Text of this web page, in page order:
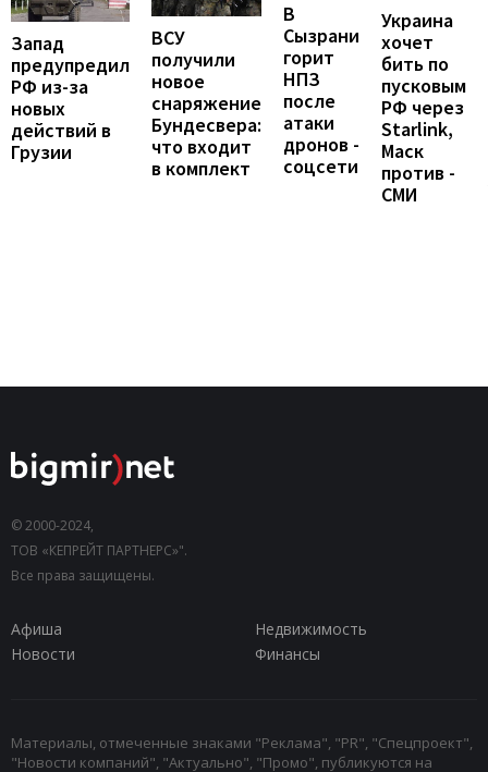
Запад
предупредил
РФ из-за
новых
действий в
Грузии
ВСУ
получили
новое
снаряжение
Бундесвера:
что входит
в комплект
В
Сызрани
горит
НПЗ
после
атаки
дронов -
соцсети
Украина
хочет
бить по
пусковым
РФ через
Starlink,
Маск
против -
СМИ
© 2000-2024,
ТОВ «КЕПРЕЙТ ПАРТНЕРС»".
Все права защищены.
Афиша
Недвижимость
Новости
Финансы
Материалы, отмеченные знаками "Реклама", "PR", "Спецпроект",
"Новости компаний", "Актуально", "Промо", публикуются на